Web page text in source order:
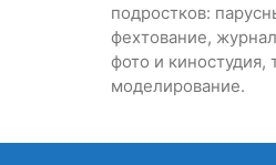
подростков:
фехтование,
фото и киностудия,
моделирование.